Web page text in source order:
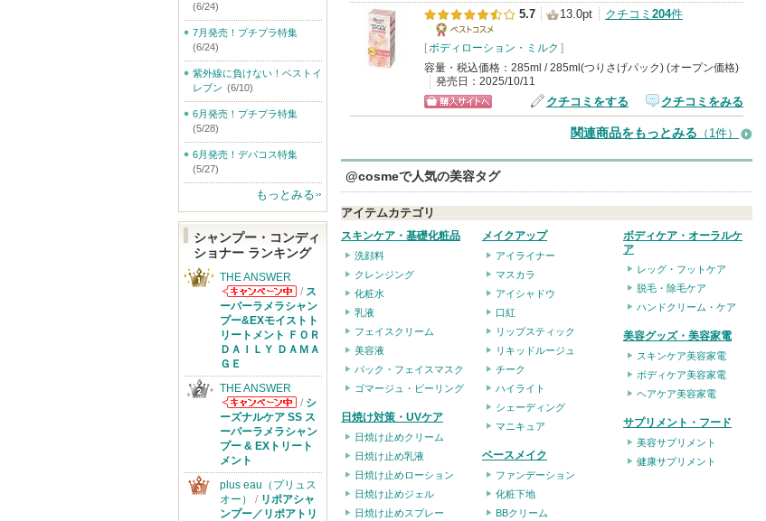
れ
す
5.7 13.0pt クチコミ 204件
ベストコス
メ
[ ボディローション・ミルク ]
容量・税込価格：285ml / 285ml(つりさげパック) (オープン価格)
発売日：2025/10/11
ショッピン
クチコミをする クチコミをみる
関連商品をもっとみる （1件）
@cosmeで人気の美容タグ
アイテムカテゴリ
スキンケア・基礎化粧品
洗顔料
クレンジング
化粧水
乳液
フェイスクリーム
美容液
パック・フェイスマスク
ゴマージュ・ピーリング
日焼け対策・UVケア
日焼け止めクリーム
日焼け止め乳液
日焼け止めローション
日焼け止めジェル
日焼け止めスプレー
メイクアップ
アイライナー
マスカラ
アイシャドウ
口紅
リップスティック
リキッドルージュ
チーク
ハイライト
シェーディング
マニキュア
ベースメイク
ファンデーション
化粧下地
BBクリーム
ボディケア・オーラルケ
ア
レッグ・フットケア
脱毛・除毛ケア
ハンドクリーム・ケア
美容グッズ・美容家電
スキンケア美容家電
ボディケア美容家電
ヘアケア美容家電
サプリメント・フード
美容サプリメント
健康サプリメント
(6/24)
7月発売！プチプラ特集
(6/24)
紫外線に負けない！ベストイ
レブン (6/10)
6月発売！プチプラ特集
(5/28)
6月発売！デパコス特集
(5/27)
もっとみる
シャンプー・コンディ
ショナー ランキング
THE ANSWER
THE ANSWER
からのお知らせ
があります
/ ス
ーパーラメラシャン
プー&EXモイストト
リートメント ＦＯＲ
ＤＡＩＬＹ ＤＡＭＡ
ＧＥ
THE ANSWER
THE ANSWER
からのお知らせ
があります
/ シ
ーズナルケア SS ス
ーパーラメラシャン
プー & EXトリート
メント
plus eau（プリュス
オー）
/ リポアシャ
ンプー／リポアトリ